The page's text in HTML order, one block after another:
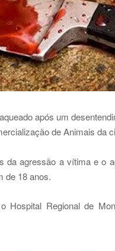
após um
de Animais da
da agressão a vítima e o
de 18 anos.
Hospital Regional de